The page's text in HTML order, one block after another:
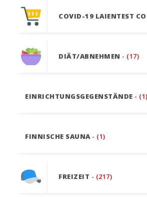
COVID-19 LAIENTEST
DIÄT/ABNEHMEN - (17)
EINRICHTUNGSGEGENSTÄNDE - (1)
FINNISCHE SAUNA - (1)
FREIZEIT - (217)